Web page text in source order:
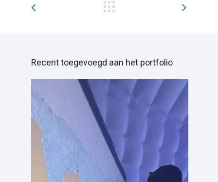
Recent toegevoegd aan het portfolio